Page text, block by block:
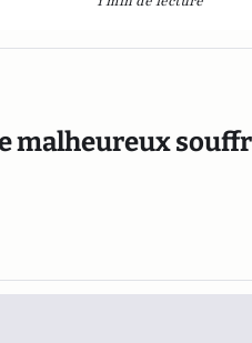
malheureux